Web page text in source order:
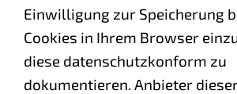
Einwilligung zur Speicherung
Cookies in Ihrem Browser
diese datenschutzkonform zu
dokumentieren. Anbieter